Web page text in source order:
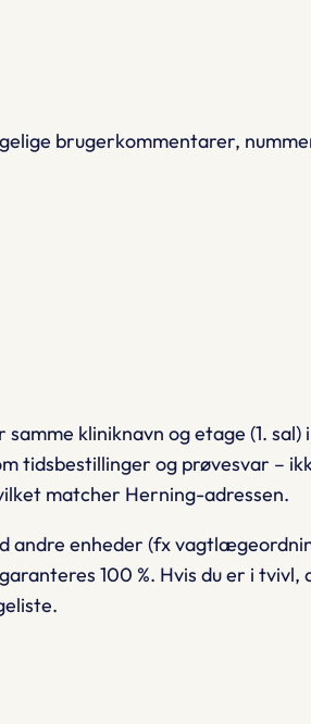
brugerkommentarer,
kliniknavn og etage (1. sal)
tidsbestillinger og prøvesvar –
matcher Herning-adressen.
enheder (fx
garanteres 100 %. Hvis du er i